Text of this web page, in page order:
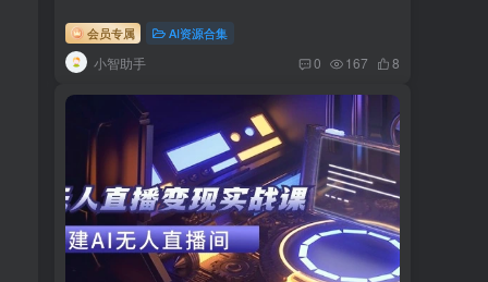
会员专属 AI资源合集
小智助手 0 167 8